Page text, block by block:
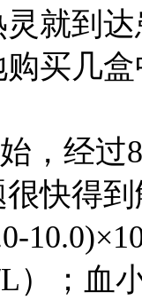
就到
买几盒
，经过8
很快得
） ； 血